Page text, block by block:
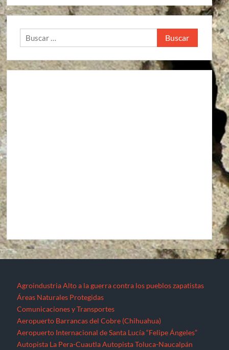
Buscar:
Carreteras Oaxaca-Costa y Oaxaca-Istmo
Carreteras Oaxaca-Costa y Oaxaca-Istmo
Corredor transversal Manzanillo-Tampico
Nuevo Aeropuerto de la Ciudad de México (México)
Proyecto Cuyutlán-Puerto (Colima)
Supercarretera Mazatlán-Durango
ContactoCorredores industrialesDesaparecidos
Espejos de la resistenciaFeminicidios
Fracturación Hidráulica (Fracking)